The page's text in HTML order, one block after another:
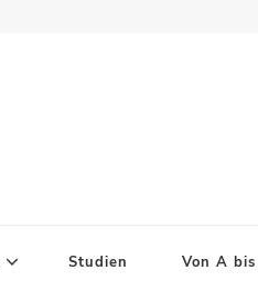
Studien Von A